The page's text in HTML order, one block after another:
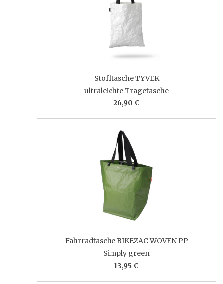
Stofftasche TYVEK
ultraleichte Tragetasche
26,90 €
Fahrradtasche BIKEZAC WOVEN PP
Simply green
13,95 €